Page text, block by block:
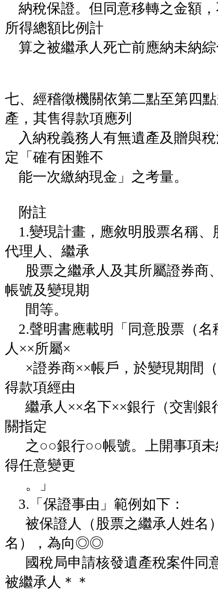
納稅保證。但同意移轉之金額
所得總額比例計
算之被繼承人死亡前應納未納
七、經稽徵機關依第二點至第四
產，其售得款項應列
入納稅義務人有無遺產及贈與
定「確有困難不
能一次繳納現金」之考量。
附註
1.變現計畫，應敘明股票名稱、
代理人、繼承
股票之繼承人及其所屬證券商
帳號及變現期
間等。
2.聲明書應載明「同意股票（名
人××所屬×
×證券商××帳戶，於變現期間
得款項經由
繼承人××名下××銀行（交割銀
關指定
之○○銀行○○帳號。上開事項未
得任意變更
。」
3.「保證事由」範例如下：
被保證人（股票之繼承人姓名
名），為向◎◎
國稅局申請核發遺產稅案件同
被繼承人＊＊